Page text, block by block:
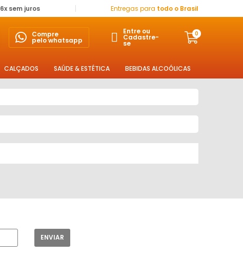
6x sem juros Entregas para todo o Brasil
Compre
pelo whatsapp
Entre ou
Cadastre-
se
0
CALÇADOS SAÚDE & ESTÉTICA BEBIDAS ALCOÓLICAS